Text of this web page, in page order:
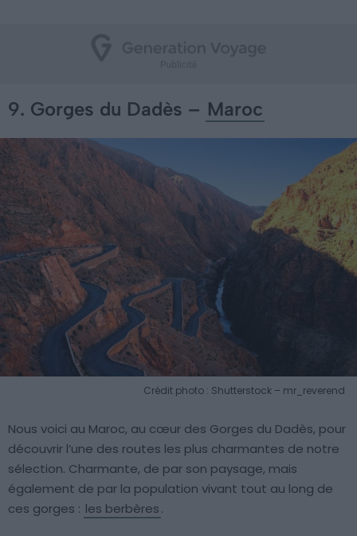
9. Gorges du Dadès – Maroc
Crédit photo : Shutterstock – mr_reverend
Nous voici au Maroc, au cœur des Gorges du Dadès, pour
découvrir l’une des routes les plus charmantes de notre
sélection. Charmante, de par son paysage, mais
également de par la population vivant tout au long de
ces gorges : les berbères.